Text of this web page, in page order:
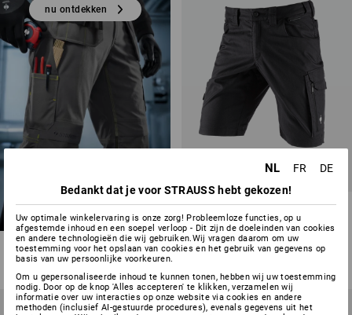
nu ontdekken
Short e.s.concrete light
5 kleuren
v.a. € 54,33
NL FR
DE
Bedankt dat je voor STRAUSS hebt gekozen!
Uw optimale winkelervaring is onze zorg! Probleemloze functies, op u
afgestemde inhoud en een soepel verloop - Dit zijn de doeleinden van cookies
en andere technologieën die wij gebruiken.Wij vragen daarom om uw
toestemming voor het opslaan van cookies en het gebruik van gegevens op
basis van uw persoonlijke voorkeuren.
Om u gepersonaliseerde inhoud te kunnen tonen, hebben wij uw toestemming
nodig. Door op de knop 'Alles accepteren' te klikken, verzamelen wij
informatie over uw interacties op onze website via cookies en andere
methoden (inclusief AI-gestuurde procedures), evenals gegevens uit het